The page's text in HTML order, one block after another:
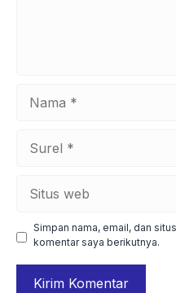
web
Simpan nama, email, dan
komentar saya berikutnya.